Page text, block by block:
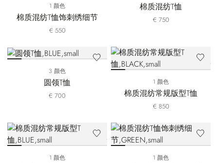
1 颜色
棉质混纺T恤饰刺绣细节
€ 550
棉质混纺T恤
€ 750
3 颜色
圆领T恤
€ 700
1 颜色
棉质混纺常规版型T恤
€ 850
1 颜色 1 颜色